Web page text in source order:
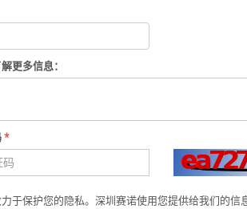
更多信息：
*
于保护您的隐私。深圳赛诺使用您提供给我们的信